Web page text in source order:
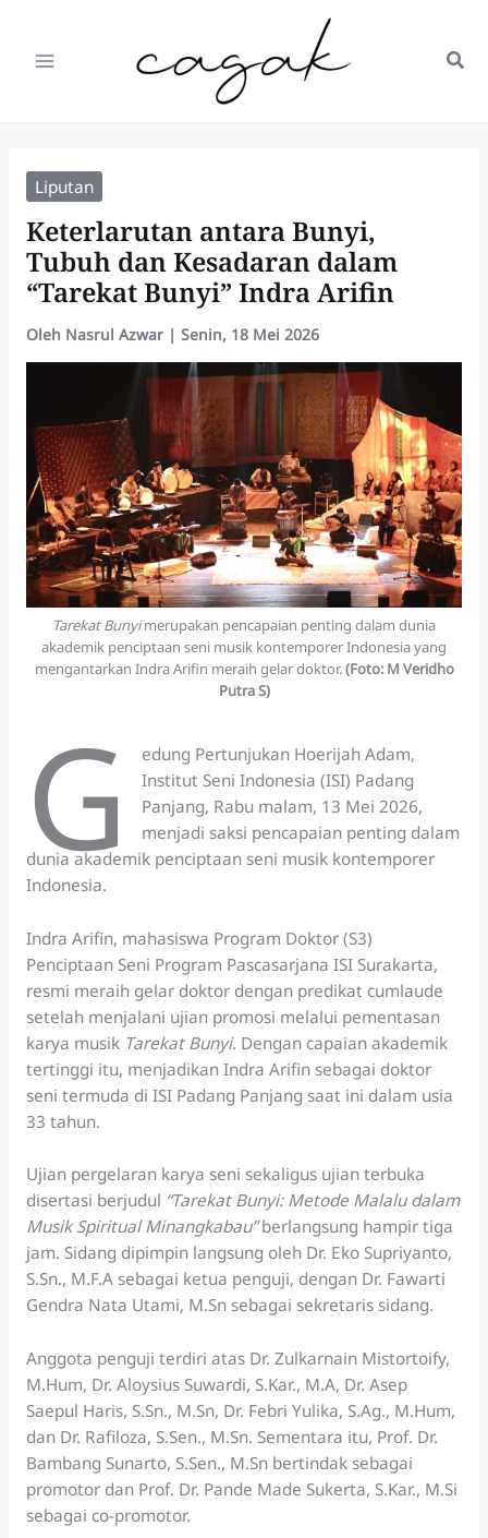
konten
Liputan
Keterlarutan antara Bunyi,
Tubuh dan Kesadaran dalam
“Tarekat Bunyi” Indra Arifin
Oleh Nasrul Azwar | Senin, 18 Mei 2026
Tarekat Bunyimerupakan pencapaian penting dalam dunia
akademik penciptaan seni musik kontemporer Indonesia yang
mengantarkan Indra Arifin meraih gelar doktor.(Foto: M Veridho
Putra S)
G
edung Pertunjukan Hoerijah Adam,
Institut Seni Indonesia (ISI) Padang
Panjang, Rabu malam, 13 Mei 2026,
menjadi saksi pencapaian penting dalam
dunia akademik penciptaan seni musik kontemporer
Indonesia.
Indra Arifin, mahasiswa Program Doktor (S3)
Penciptaan Seni Program Pascasarjana ISI Surakarta,
resmi meraih gelar doktor dengan predikat cumlaude
setelah menjalani ujian promosi melalui pementasan
karya musik Tarekat Bunyi. Dengan capaian akademik
tertinggi itu, menjadikan Indra Arifin sebagai doktor
seni termuda di ISI Padang Panjang saat ini dalam usia
33 tahun.
Ujian pergelaran karya seni sekaligus ujian terbuka
disertasi berjudul “Tarekat Bunyi: Metode Malalu dalam
Musik Spiritual Minangkabau”berlangsung hampir tiga
jam. Sidang dipimpin langsung oleh Dr. Eko Supriyanto,
S.Sn., M.F.A sebagai ketua penguji, dengan Dr. Fawarti
Gendra Nata Utami, M.Sn sebagai sekretaris sidang.
Anggota penguji terdiri atas Dr. Zulkarnain Mistortoify,
M.Hum, Dr. Aloysius Suwardi, S.Kar., M.A, Dr. Asep
Saepul Haris, S.Sn., M.Sn, Dr. Febri Yulika, S.Ag., M.Hum,
dan Dr. Rafiloza, S.Sen., M.Sn. Sementara itu, Prof. Dr.
Bambang Sunarto, S.Sen., M.Sn bertindak sebagai
promotor dan Prof. Dr. Pande Made Sukerta, S.Kar., M.Si
sebagai co-promotor.